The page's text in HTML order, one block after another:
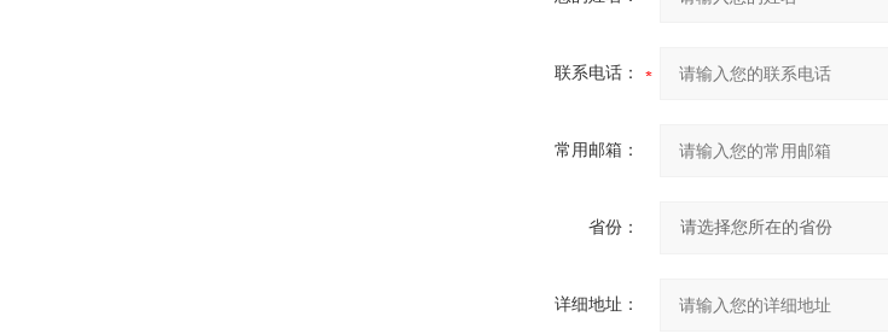
联系电话：
常用邮箱：
省份：
详细地址：